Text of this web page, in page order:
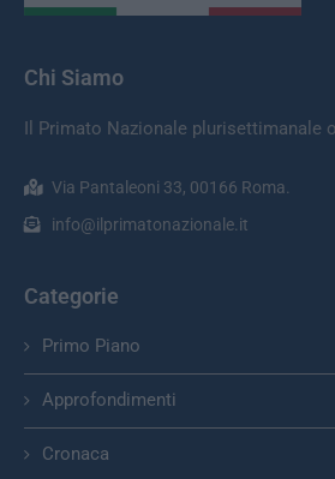
Chi Siamo
Il Primato Nazionale plurisettimanale
Via Pantaleoni 33, 00166 Roma.
info@ilprimatonazionale.it
Categorie
Primo Piano
Approfondimenti
Cronaca